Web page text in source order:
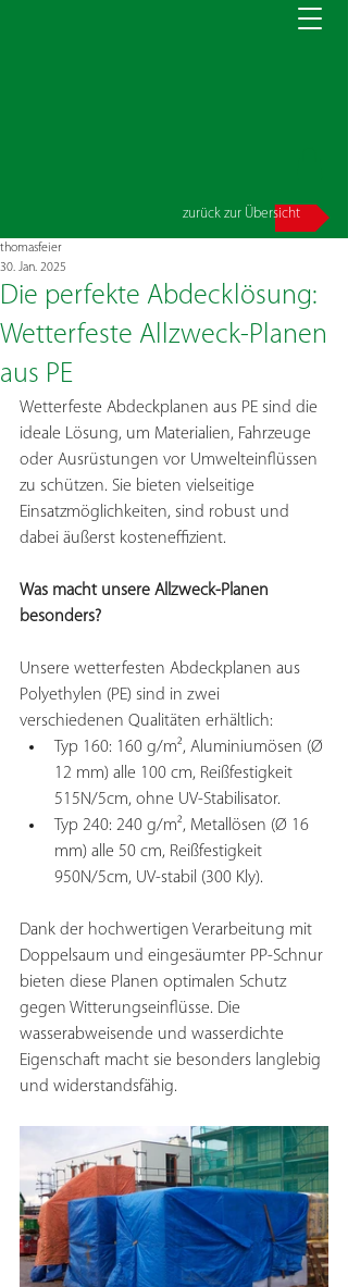
zurück zur Übersicht
Die perfekte Abdecklösung:
Wetterfeste Allzweck-Planen
aus PE
thomasfeier
30. Jan. 2025
Wetterfeste Abdeckplanen aus PE sind die
ideale Lösung, um Materialien, Fahrzeuge
oder Ausrüstungen vor Umwelteinflüssen
zu schützen. Sie bieten vielseitige
Einsatzmöglichkeiten, sind robust und
dabei äußerst kosteneffizient.
Was macht unsere Allzweck-Planen
besonders?
Unsere wetterfesten Abdeckplanen aus
Polyethylen (PE) sind in zwei
verschiedenen Qualitäten erhältlich:
Typ 160: 160 g/m², Aluminiumösen (Ø
12 mm) alle 100 cm, Reißfestigkeit
515N/5cm, ohne UV-Stabilisator.
Typ 240: 240 g/m², Metallösen (Ø 16
mm) alle 50 cm, Reißfestigkeit
950N/5cm, UV-stabil (300 Kly).
Dank der hochwertigen Verarbeitung mit
Doppelsaum und eingesäumter PP-Schnur
bieten diese Planen optimalen Schutz
gegen Witterungseinflüsse. Die
wasserabweisende und wasserdichte
Eigenschaft macht sie besonders langlebig
und widerstandsfähig.